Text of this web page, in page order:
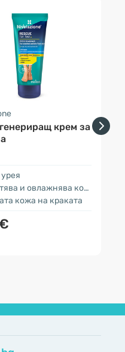
крем за
и овлажнява кожата
кожа на краката